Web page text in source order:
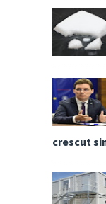
crescut